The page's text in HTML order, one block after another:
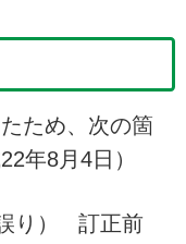
ため、次の箇
年8月4日）
り） 訂正前